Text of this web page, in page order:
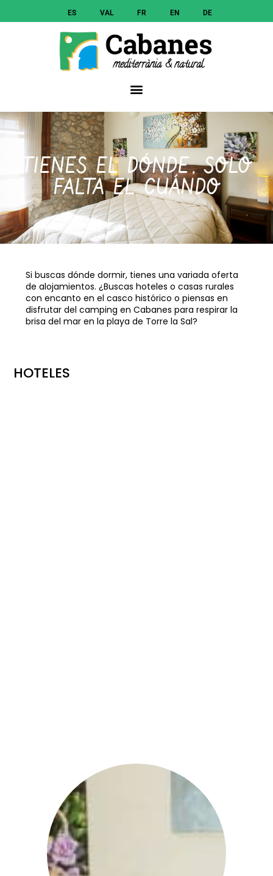
ES VAL FR EN DE
TIENES EL DÓNDE, SOLO
FALTA EL CUÁNDO
Si buscas dónde dormir, tienes una variada oferta
de alojamientos. ¿Buscas hoteles o casas rurales
con encanto en el casco histórico o piensas en
disfrutar del camping en Cabanes para respirar la
brisa del mar en la playa de Torre la Sal?
HOTELES